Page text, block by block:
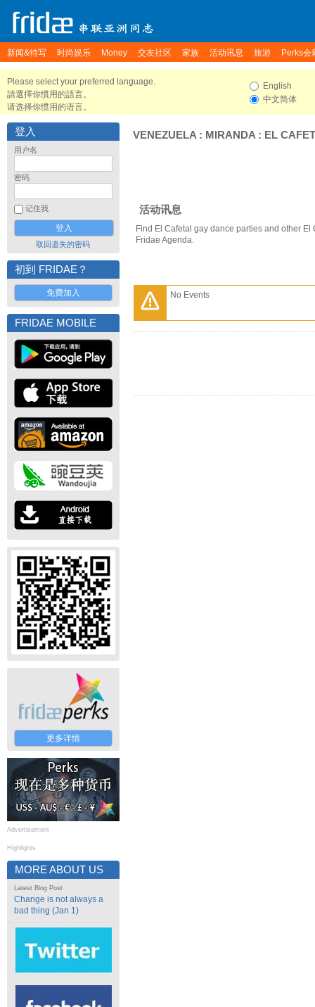
新闻&特写 时尚娱乐 Money 交友社区 家族 活动讯息 旅游 Perks会
Please select your preferred language.
請選擇你慣用的語言。
请选择你惯用的语言。
English
中文简体
登入
用户名
密码
记住我
取回遗失的密码
初到 FRIDAE？
免费加入
FRIDAE MOBILE
更多详情
Advertisement
Highlights
MORE ABOUT US
Latest Blog Post
Change is not always a
bad thing (Jan 1)
VENEZUELA : MIRANDA : EL
活动讯息
Find El Cafetal gay dance parties and other
Fridae Agenda.
No Events